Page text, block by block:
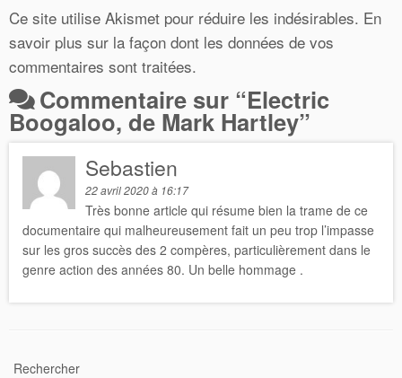
Ce site utilise Akismet pour réduire les indésirables. En
savoir plus sur la façon dont les données de vos
commentaires sont traitées.
Commentaire sur “Electric
Boogaloo, de Mark Hartley”
Sebastien
22 avril 2020 à 16:17
Très bonne article qui résume bien la trame de ce
documentaire qui malheureusement fait un peu trop l’impasse
sur les gros succès des 2 compères, particulièrement dans le
genre action des années 80. Un belle hommage .
Rechercher